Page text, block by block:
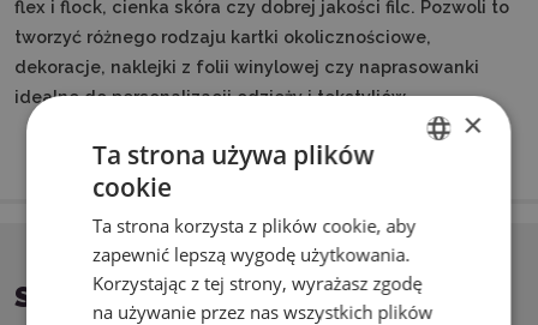
flex i flock, cienka skóra czy dobrej jakości filc. Pozwoli to
tworzyć różnego rodzaju kartki okolicznościowe,
dekoracje, naklejki z folii winylowej czy naprasowanki
idealne do personalizacji odzieży i tekstyliów.
SPECYFIKACJA
POLISH
×
Ta strona używa plików
cookie
Ta strona korzysta z plików cookie, aby
zapewnić lepszą wygodę użytkowania.
Korzystając z tej strony, wyrażasz zgodę
na używanie przez nas wszystkich plików